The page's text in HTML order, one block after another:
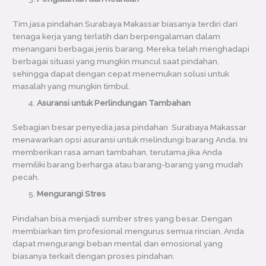
Tim jasa pindahan Surabaya Makassar biasanya terdiri dari
tenaga kerja yang terlatih dan berpengalaman dalam
menangani berbagai jenis barang. Mereka telah menghadapi
berbagai situasi yang mungkin muncul saat pindahan,
sehingga dapat dengan cepat menemukan solusi untuk
masalah yang mungkin timbul.
Asuransi untuk Perlindungan Tambahan
Sebagian besar penyedia jasa pindahan Surabaya Makassar
menawarkan opsi asuransi untuk melindungi barang Anda. Ini
memberikan rasa aman tambahan, terutama jika Anda
memiliki barang berharga atau barang-barang yang mudah
pecah.
Mengurangi Stres
Pindahan bisa menjadi sumber stres yang besar. Dengan
membiarkan tim profesional mengurus semua rincian, Anda
dapat mengurangi beban mental dan emosional yang
biasanya terkait dengan proses pindahan.